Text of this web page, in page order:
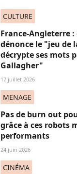
CULTURE
France-Angleterre
dénonce le "jeu de
décrypte ses mots
Gallagher"
17 juillet 2026
MENAGE
Pas de burn out
grâce à ces robots
performants
24 juin 2026
CINÉMA